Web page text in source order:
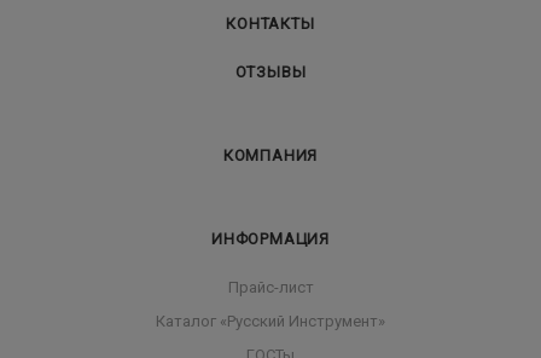
КОНТАКТЫ
ОТЗЫВЫ
КОМПАНИЯ
ИНФОРМАЦИЯ
Прайс-лист
Каталог «Русский Инструмент»